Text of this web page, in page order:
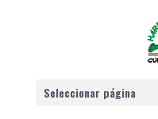
Seleccionar página